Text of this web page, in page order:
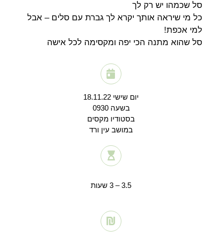
סל שכמהו יש רק לך
כל מי שיראה אותך יקרא לך גברת עם סלים – אבל
למי אכפת!
סל שהוא מתנה הכי יפה ומקסימה לכל אישה
יום שישי 18.11.22
בשעה 0930
בסטודיו מקסים
במושב עין ורד
3.5 – 3 שעות